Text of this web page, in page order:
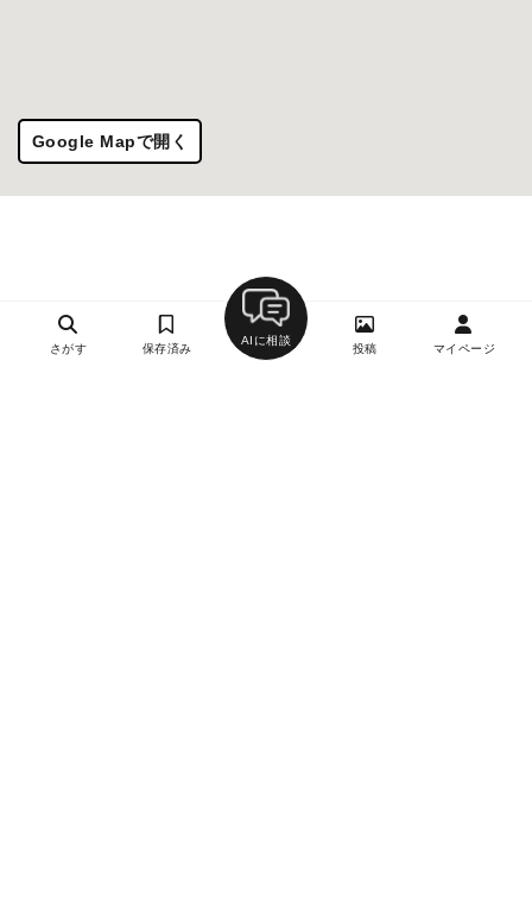
Google Mapで開く
さがす 保存済み
AIに相談
投稿 マイページ